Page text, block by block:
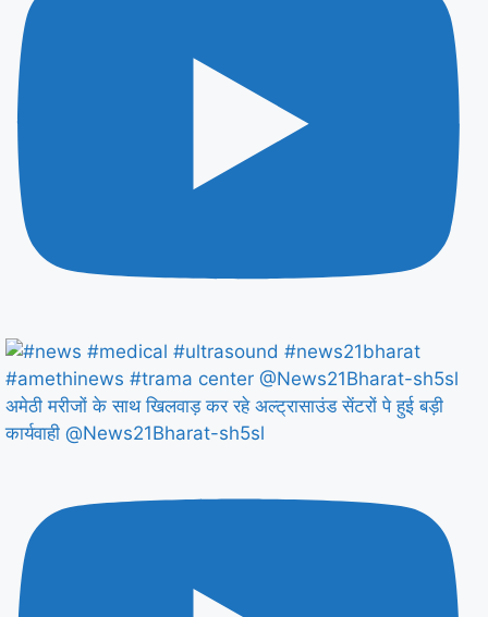
अमेठी मरीजों के साथ खिलवाड़ कर रहे अल्ट्रासाउंड सेंटरों पे हुई बड़ी
कार्यवाही @News21Bharat-sh5sl